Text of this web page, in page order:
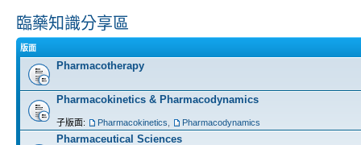
臨藥知識分享區
版面
Pharmacotherapy
Pharmacokinetics & Pharmacodynamics
子版面: Pharmacokinetics Pharmacodynamics
Pharmaceutical Sciences